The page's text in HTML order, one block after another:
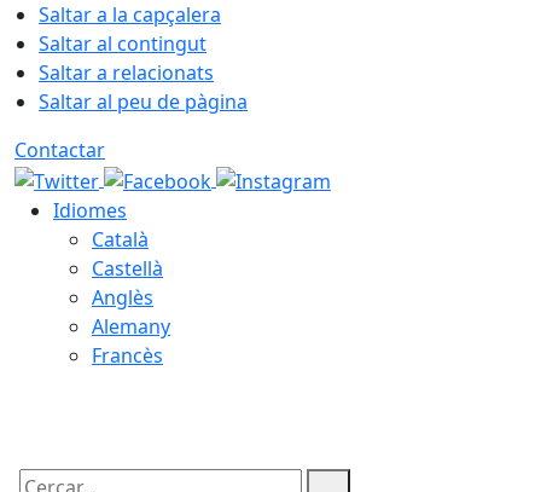
Saltar a la capçalera
Saltar al contingut
Saltar a relacionats
Saltar al peu de pàgina
Contactar
Idiomes
Català
Castellà
Anglès
Alemany
Francès